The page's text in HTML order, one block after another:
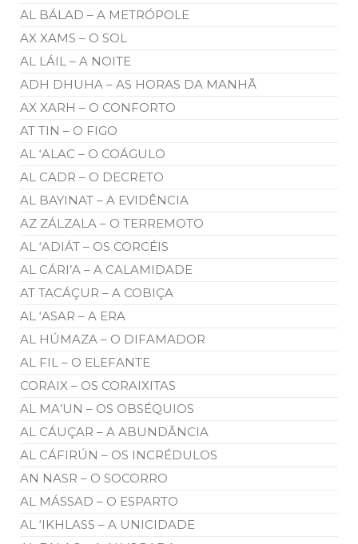
AL BÁLAD – A METRÓPOLE
AX XAMS – O SOL
AL LÁIL – A NOITE
ADH DHUHA – AS HORAS DA MANHÃ
AX XARH – O CONFORTO
AT TIN – O FIGO
AL ‘ALAC – O COÁGULO
AL CADR – O DECRETO
AL BAYINAT – A EVIDÊNCIA
AZ ZÁLZALA – O TERREMOTO
AL ‘ADIÁT – OS CORCÉIS
AL CÁRI’A – A CALAMIDADE
AT TACÁÇUR – A COBIÇA
AL ‘ASAR – A ERA
AL HÚMAZA – O DIFAMADOR
AL FIL – O ELEFANTE
CORAIX – OS CORAIXITAS
AL MA’UN – OS OBSÉQUIOS
AL CÁUÇAR – A ABUNDÂNCIA
AL CÁFIRÚN – OS INCRÉDULOS
AN NASR – O SOCORRO
AL MÁSSAD – O ESPARTO
AL ‘IKHLASS – A UNICIDADE